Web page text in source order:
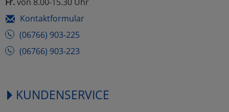
Kontaktformular
(06766) 903-225
(06766) 903-223
KUNDENSERVICE